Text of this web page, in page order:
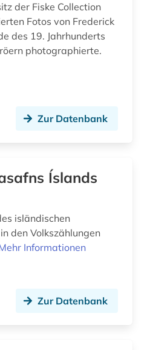
der Fiske Collection
Fotos von Frederick
des 19. Jahrhunderts
photographierte.
Zur Datenbank
Íslands
isländischen
den Volkszählungen
Informationen
Zur Datenbank